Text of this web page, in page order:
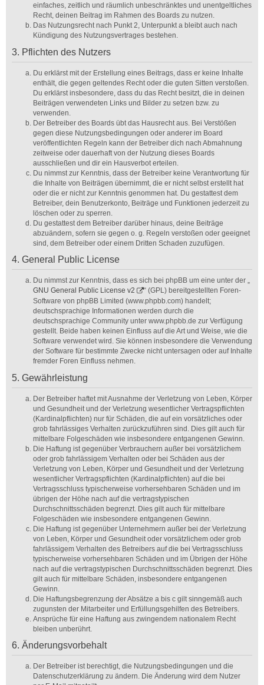
einfaches, zeitlich und räumlich unbeschränktes und unentgeltliches
Recht, deinen Beitrag im Rahmen des Boards zu nutzen.
Das Nutzungsrecht nach Punkt 2, Unterpunkt a bleibt auch nach
Kündigung des Nutzungsvertrages bestehen.
3. Pflichten des Nutzers
Du erklärst mit der Erstellung eines Beitrags, dass er keine Inhalte
enthält, die gegen geltendes Recht oder die guten Sitten verstoßen.
Du erklärst insbesondere, dass du das Recht besitzt, die in deinen
Beiträgen verwendeten Links und Bilder zu setzen bzw. zu
verwenden.
Der Betreiber des Boards übt das Hausrecht aus. Bei Verstößen
gegen diese Nutzungsbedingungen oder anderer im Board
veröffentlichten Regeln kann der Betreiber dich nach Abmahnung
zeitweise oder dauerhaft von der Nutzung dieses Boards
ausschließen und dir ein Hausverbot erteilen.
Du nimmst zur Kenntnis, dass der Betreiber keine Verantwortung für
die Inhalte von Beiträgen übernimmt, die er nicht selbst erstellt hat
oder die er nicht zur Kenntnis genommen hat. Du gestattest dem
Betreiber, dein Benutzerkonto, Beiträge und Funktionen jederzeit zu
löschen oder zu sperren.
Du gestattest dem Betreiber darüber hinaus, deine Beiträge
abzuändern, sofern sie gegen o. g. Regeln verstoßen oder geeignet
sind, dem Betreiber oder einem Dritten Schaden zuzufügen.
4. General Public License
Du nimmst zur Kenntnis, dass es sich bei phpBB um eine unter der „
GNU General Public License v2
“ (GPL) bereitgestellten Foren-
Software von phpBB Limited (www.phpbb.com) handelt;
deutschsprachige Informationen werden durch die
deutschsprachige Community unter www.phpbb.de zur Verfügung
gestellt. Beide haben keinen Einfluss auf die Art und Weise, wie die
Software verwendet wird. Sie können insbesondere die Verwendung
der Software für bestimmte Zwecke nicht untersagen oder auf Inhalte
fremder Foren Einfluss nehmen.
5. Gewährleistung
Der Betreiber haftet mit Ausnahme der Verletzung von Leben, Körper
und Gesundheit und der Verletzung wesentlicher Vertragspflichten
(Kardinalpflichten) nur für Schäden, die auf ein vorsätzliches oder
grob fahrlässiges Verhalten zurückzuführen sind. Dies gilt auch für
mittelbare Folgeschäden wie insbesondere entgangenen Gewinn.
Die Haftung ist gegenüber Verbrauchern außer bei vorsätzlichem
oder grob fahrlässigem Verhalten oder bei Schäden aus der
Verletzung von Leben, Körper und Gesundheit und der Verletzung
wesentlicher Vertragspflichten (Kardinalpflichten) auf die bei
Vertragsschluss typischerweise vorhersehbaren Schäden und im
übrigen der Höhe nach auf die vertragstypischen
Durchschnittsschäden begrenzt. Dies gilt auch für mittelbare
Folgeschäden wie insbesondere entgangenen Gewinn.
Die Haftung ist gegenüber Unternehmern außer bei der Verletzung
von Leben, Körper und Gesundheit oder vorsätzlichem oder grob
fahrlässigem Verhalten des Betreibers auf die bei Vertragsschluss
typischerweise vorhersehbaren Schäden und im Übrigen der Höhe
nach auf die vertragstypischen Durchschnittsschäden begrenzt. Dies
gilt auch für mittelbare Schäden, insbesondere entgangenen
Gewinn.
Die Haftungsbegrenzung der Absätze a bis c gilt sinngemäß auch
zugunsten der Mitarbeiter und Erfüllungsgehilfen des Betreibers.
Ansprüche für eine Haftung aus zwingendem nationalem Recht
bleiben unberührt.
6. Änderungsvorbehalt
Der Betreiber ist berechtigt, die Nutzungsbedingungen und die
Datenschutzerklärung zu ändern. Die Änderung wird dem Nutzer